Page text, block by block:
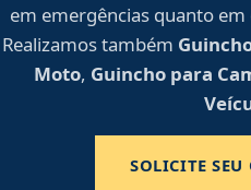
em emergências quanto
Realizamos também
Moto, Guincho para
SOLICITE SEU